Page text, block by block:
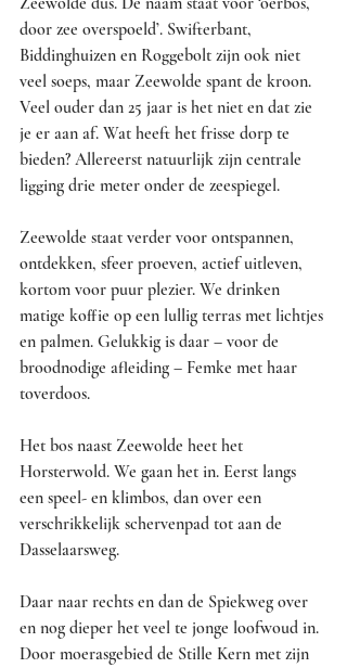
door zee overspoeld’. Swifterbant,
Biddinghuizen en Roggebolt zijn ook niet
veel soeps, maar Zeewolde spant de kroon.
Veel ouder dan 25 jaar is het niet en dat zie
je er aan af. Wat heeft het frisse dorp te
bieden? Allereerst natuurlijk zijn centrale
ligging drie meter onder de zeespiegel.
Zeewolde staat verder voor ontspannen,
ontdekken, sfeer proeven, actief uitleven,
kortom voor puur plezier. We drinken
matige koffie op een lullig terras met lichtjes
en palmen. Gelukkig is daar – voor de
broodnodige afleiding – Femke met haar
toverdoos.
Het bos naast Zeewolde heet het
Horsterwold. We gaan het in. Eerst langs
een speel- en klimbos, dan over een
verschrikkelijk schervenpad tot aan de
Dasselaarsweg.
Daar naar rechts en dan de Spiekweg over
en nog dieper het veel te jonge loofwoud in.
Door moerasgebied de Stille Kern met zijn